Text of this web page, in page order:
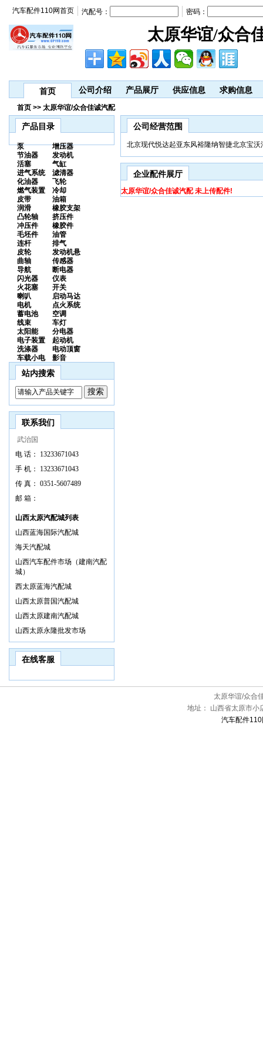
太原华谊/众合
汽车配件110网首页 汽配号： 密码：
首页 公司介绍 产品展厅 供应信息 求购信息
首页 >> 太原华谊/众合佳诚汽配
产品目录
泵
增压器
节油器
发动机
活塞
气缸
进气系统
滤清器
化油器
飞轮
燃气装置
冷却
皮带
油箱
润滑
橡胶支架
凸轮轴
挤压件
冲压件
橡胶件
毛坯件
油管
连杆
排气
皮轮
发动机悬
曲轴
传感器
导航
断电器
闪光器
仪表
火花塞
开关
喇叭
启动马达
电机
点火系统
蓄电池
空调
线束
车灯
太阳能
分电器
电子装置
起动机
洗涤器
电动顶窗
车载小电
影音
站内搜索
联系我们
武治国
电 话：
13233671043
手 机：
13233671043
传 真： 0351-5607489
邮 箱：
山西太原汽配城列表
山西蓝海国际汽配城
海天汽配城
山西汽车配件市场（建南汽配
城）
西太原蓝海汽配城
山西太原普国汽配城
山西太原建南汽配城
山西太原永隆批发市场
在线客服
公司经营范围
北京现代悦达起亚东风裕隆纳智捷北京宝
企业配件展厅
太原华谊/众合佳诚汽配 未上传配件!
太原华谊/众合
地址：
山西省太原市小
汽车配件